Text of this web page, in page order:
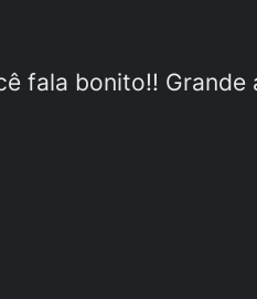
fala bonito!!